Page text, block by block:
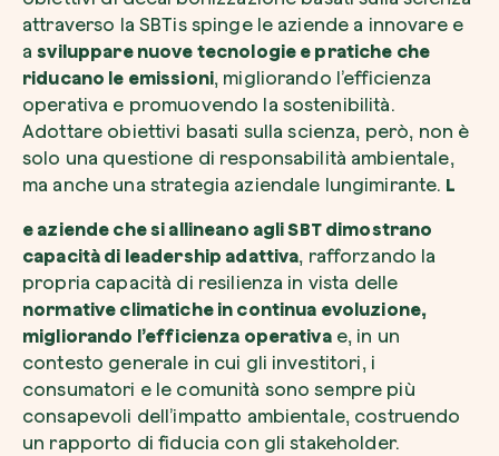
attraverso la SBTis spinge le aziende a innovare e
asviluppare nuove tecnologie e pratiche che
riducano le emissioni, migliorando l’efficienza
operativa e promuovendo la sostenibilità.
Adottare obiettivi basati sulla scienza, però, non è
solo una questione di responsabilità ambientale,
ma anche una strategia aziendale lungimirante. L
e aziende che si allineano agli SBT dimostrano
capacità di leadership adattiva, rafforzando la
propria capacità di resilienza in vista delle
normative climatiche in continua evoluzione,
migliorando l’efficienza operativae, in un
contesto generale in cui gli investitori, i
consumatori e le comunità sono sempre più
consapevoli dell’impatto ambientale, costruendo
un rapporto di fiducia con gli stakeholder.